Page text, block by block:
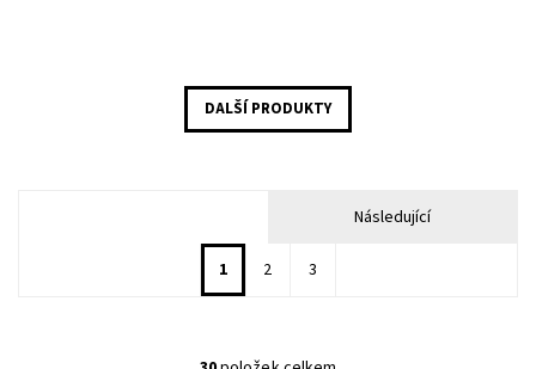
DALŠÍ PRODUKTY
Následující
1 2 3